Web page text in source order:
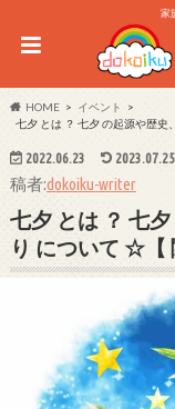
家
HOME
イベント
七夕 とは ？ 七夕 の起源や歴史
2022.06.23 2023.07.25
稿者:dokoiku-writer
七夕 とは ？ 七
り について ☆【